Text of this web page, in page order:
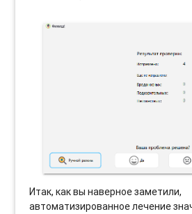
Итак, как вы наверное заметили,
автоматизированное лечение